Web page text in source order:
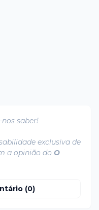
saber!
exclusiva de
a opinião do O
(0)